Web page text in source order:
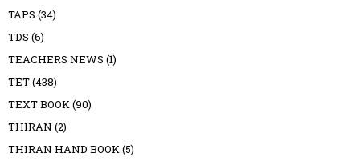
TAPS (34)
TDS (6)
TEACHERS NEWS (1)
TET(438)
TEXT BOOK(90)
THIRAN (2)
THIRAN HAND BOOK(5)